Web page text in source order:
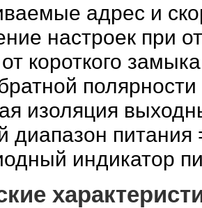
адрес и
настроек при
короткого
изоляция
диапазон питания
индикатор